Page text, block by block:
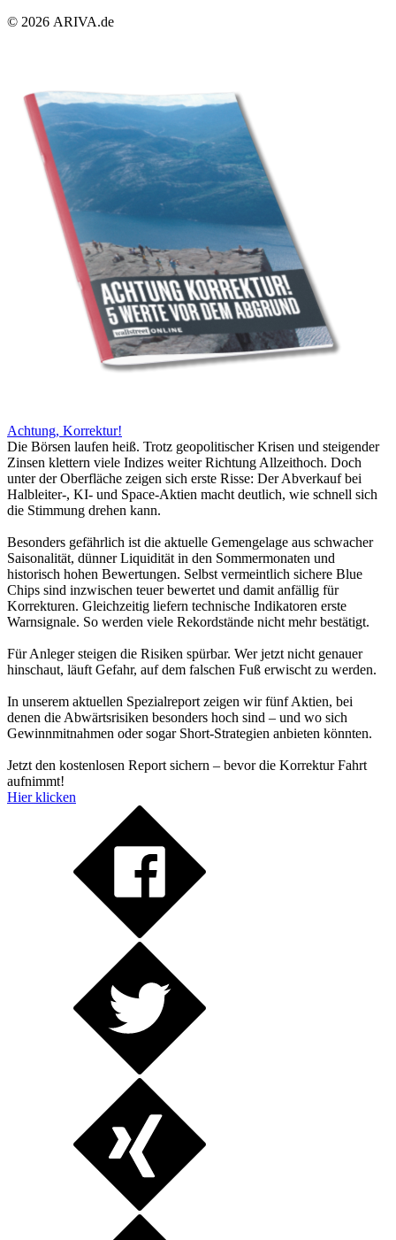
© 2026 ARIVA.de
Achtung, Korrektur!
Die Börsen laufen heiß. Trotz geopolitischer Krisen und steigender
Zinsen klettern viele Indizes weiter Richtung Allzeithoch. Doch
unter der Oberfläche zeigen sich erste Risse: Der Abverkauf bei
Halbleiter-, KI- und Space-Aktien macht deutlich, wie schnell sich
die Stimmung drehen kann.
Besonders gefährlich ist die aktuelle Gemengelage aus schwacher
Saisonalität, dünner Liquidität in den Sommermonaten und
historisch hohen Bewertungen. Selbst vermeintlich sichere Blue
Chips sind inzwischen teuer bewertet und damit anfällig für
Korrekturen. Gleichzeitig liefern technische Indikatoren erste
Warnsignale. So werden viele Rekordstände nicht mehr bestätigt.
Für Anleger steigen die Risiken spürbar. Wer jetzt nicht genauer
hinschaut, läuft Gefahr, auf dem falschen Fuß erwischt zu werden.
In unserem aktuellen Spezialreport zeigen wir fünf Aktien, bei
denen die Abwärtsrisiken besonders hoch sind – und wo sich
Gewinnmitnahmen oder sogar Short-Strategien anbieten könnten.
Jetzt den kostenlosen Report sichern – bevor die Korrektur Fahrt
aufnimmt!
Hier klicken